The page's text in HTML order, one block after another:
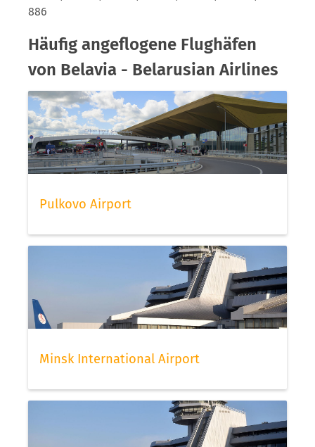
886
Häufig angeflogene Flughäfen
von Belavia - Belarusian Airlines
Pulkovo Airport
Minsk International Airport